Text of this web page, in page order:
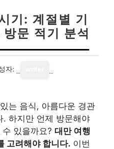
기: 계절별 기
문 적기 분석
자:
는 음식, 아름다운 경관
. 하지만 언제 방문해야
있을까요? 대만 여행
고려해야 합니다. 이번